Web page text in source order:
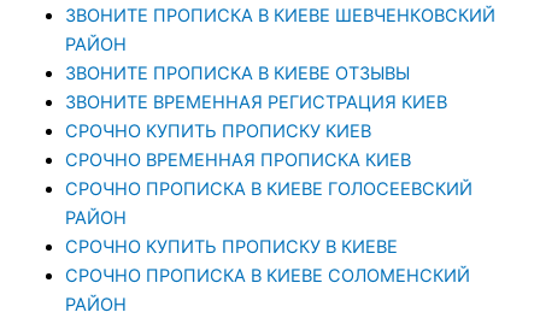
ЗВОНИТЕ ПРОПИСКА В КИЕВЕ ШЕВЧЕНКОВСКИЙ
РАЙОН
ЗВОНИТЕ ПРОПИСКА В КИЕВЕ ОТЗЫВЫ
ЗВОНИТЕ ВРЕМЕННАЯ РЕГИСТРАЦИЯ КИЕВ
СРОЧНО КУПИТЬ ПРОПИСКУ КИЕВ
СРОЧНО ВРЕМЕННАЯ ПРОПИСКА КИЕВ
СРОЧНО ПРОПИСКА В КИЕВЕ ГОЛОСЕЕВСКИЙ
РАЙОН
СРОЧНО КУПИТЬ ПРОПИСКУ В КИЕВЕ
CРОЧНО ПРОПИСКА В КИЕВЕ СОЛОМЕНСКИЙ
РАЙОН